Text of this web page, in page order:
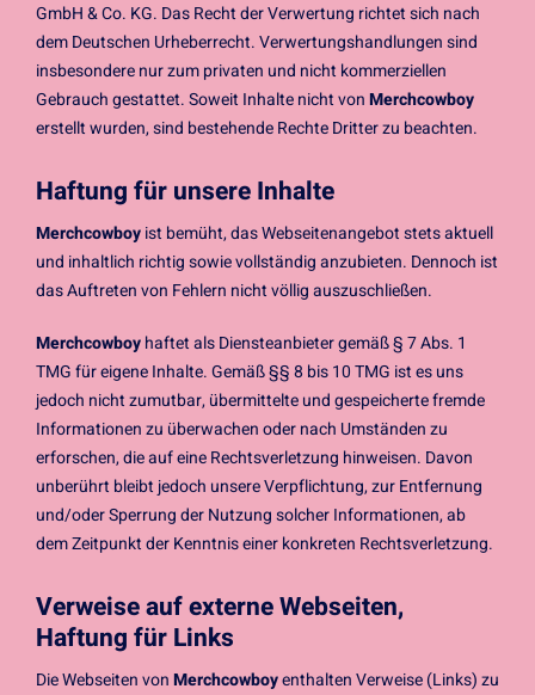
GmbH & Co. KG. Das Recht der Verwertung richtet sich nach
dem Deutschen Urheberrecht. Verwertungshandlungen sind
insbesondere nur zum privaten und nicht kommerziellen
Gebrauch gestattet. Soweit Inhalte nicht vonMerchcowboy
erstellt wurden, sind bestehende Rechte Dritter zu beachten.
Haftung für unsere Inhalte
Merchcowboyist bemüht, das Webseitenangebot stets aktuell
und inhaltlich richtig sowie vollständig anzubieten. Dennoch ist
das Auftreten von Fehlern nicht völlig auszuschließen.
Merchcowboyhaftet als Diensteanbieter gemäß § 7 Abs. 1
TMG für eigene Inhalte. Gemäß §§ 8 bis 10 TMG ist es uns
jedoch nicht zumutbar, übermittelte und gespeicherte fremde
Informationen zu überwachen oder nach Umständen zu
erforschen, die auf eine Rechtsverletzung hinweisen. Davon
unberührt bleibt jedoch unsere Verpflichtung, zur Entfernung
und/oder Sperrung der Nutzung solcher Informationen, ab
dem Zeitpunkt der Kenntnis einer konkreten Rechtsverletzung.
Verweise auf externe Webseiten,
Haftung für Links
Die Webseiten vonMerchcowboyenthalten Verweise (Links) zu